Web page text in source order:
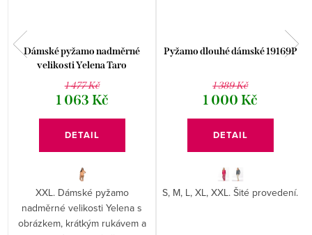
Dámské pyžamo nadměrné
velikosti Yelena Taro
1 477 Kč
1 063 Kč
DETAIL
XXL. Dámské pyžamo
nadměrné velikosti Yelena s
obrázkem, krátkým rukávem a
Pyžamo dlouhé dámské 19169P
1 389 Kč
1 000 Kč
DETAIL
S, M, L, XL, XXL. Šité provedení.